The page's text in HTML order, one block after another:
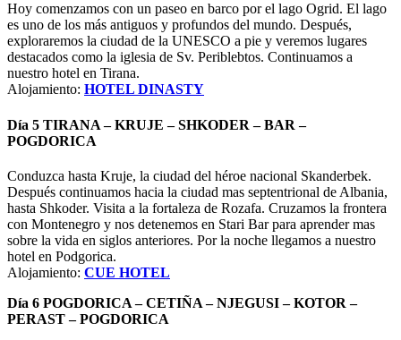
Hoy comenzamos con un paseo en barco por el lago Ogrid. El lago
es uno de los más antiguos y profundos del mundo. Después,
exploraremos la ciudad de la UNESCO a pie y veremos lugares
destacados como la iglesia de Sv. Periblebtos. Continuamos a
nuestro hotel en Tirana.
Alojamiento: HOTEL DINASTY
Día 5 TIRANA – KRUJE – SHKODER – BAR –
POGDORICA
Conduzca hasta Kruje, la ciudad del héroe nacional Skanderbek.
Después continuamos hacia la ciudad mas septentrional de Albania,
hasta Shkoder. Visita a la fortaleza de Rozafa. Cruzamos la frontera
con Montenegro y nos detenemos en Stari Bar para aprender mas
sobre la vida en siglos anteriores. Por la noche llegamos a nuestro
hotel en Podgorica.
Alojamiento: CUE HOTEL
Día 6 POGDORICA – CETIÑA – NJEGUSI – KOTOR –
PERAST – POGDORICA